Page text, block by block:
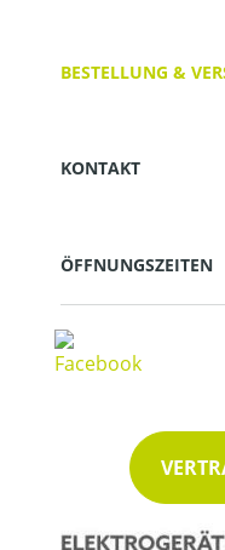
BESTELLUNG &
KONTAKT
ÖFFNUNGSZEITEN